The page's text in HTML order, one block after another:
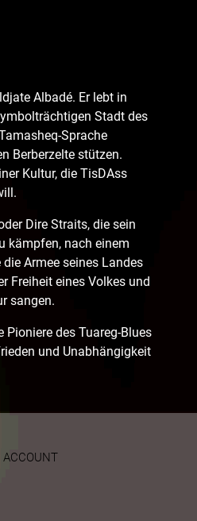
Albadé. Er lebt in
Stadt des
Sprache
Berberzelte stützen.
Kultur, die TisDAss
Dire Straits, die sein
kämpfen, nach einem
Armee seines Landes
Freiheit eines Volkes und
sangen.
des Tuareg-Blues
und Unabhängigkeit
ACCOUNT